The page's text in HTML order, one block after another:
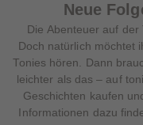
Neue
Die Abenteuer auf
Doch natürlich möchtet
Tonies hören. Dann
leichter als das – auf
Geschichten kaufen
Informationen dazu